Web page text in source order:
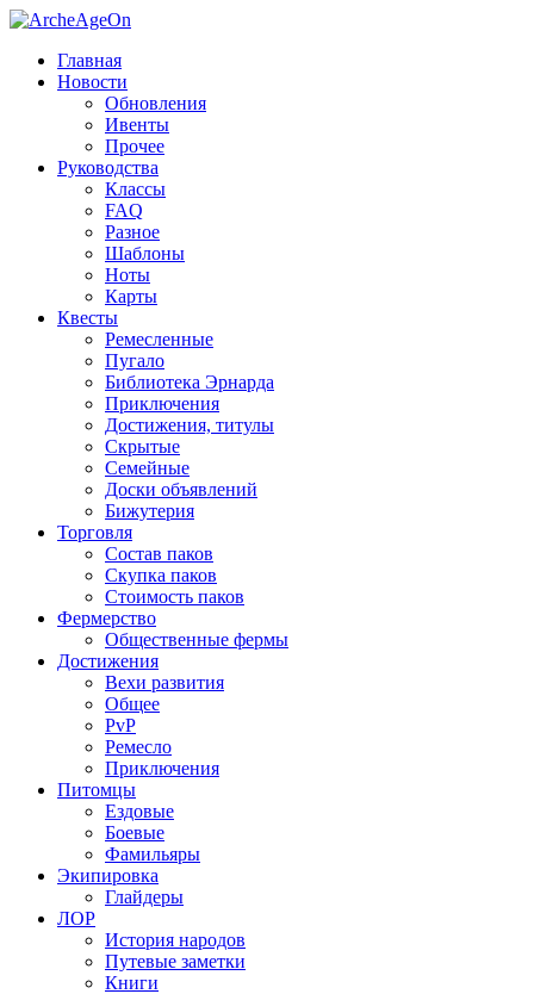
Главная
Новости
Обновления
Ивенты
Прочее
Руководства
Классы
FAQ
Разное
Шаблоны
Ноты
Карты
Квесты
Ремесленные
Пугало
Библиотека Эрнарда
Приключения
Достижения, титулы
Скрытые
Семейные
Доски объявлений
Бижутерия
Торговля
Состав паков
Скупка паков
Стоимость паков
Фермерство
Общественные фермы
Достижения
Вехи развития
Общее
PvP
Ремесло
Приключения
Питомцы
Ездовые
Боевые
Фамильяры
Экипировка
Глайдеры
ЛОР
История народов
Путевые заметки
Книги